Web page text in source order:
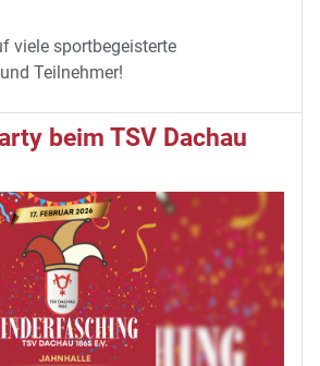
viele sportbegeisterte
Teilnehmer!
beim TSV Dachau